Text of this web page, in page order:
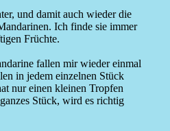
und damit auch wieder die
Ich finde sie immer
Früchte.
fallen mir wieder einmal
in jedem einzelnen Stück
nur einen kleinen Tropfen
Stück, wird es richtig